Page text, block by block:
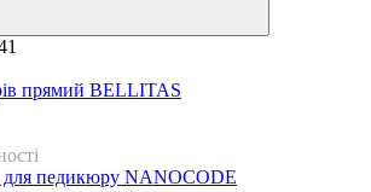
прямий BELLITAS